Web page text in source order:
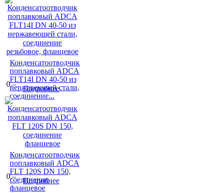
Конденсатоотводчик
поплавковый ADCA
FLT14I DN 40-50 из
нержавеющей стали,
соединение...
0.–
Подробнее
Конденсатоотводчик
поплавковый ADCA
FLT 120S DN 150,
соединение
фланцевое
0.–
Подробнее